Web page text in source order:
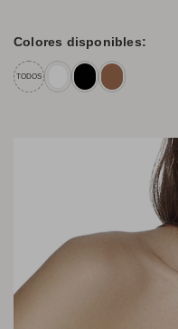
Colores disponibles:
TODOS